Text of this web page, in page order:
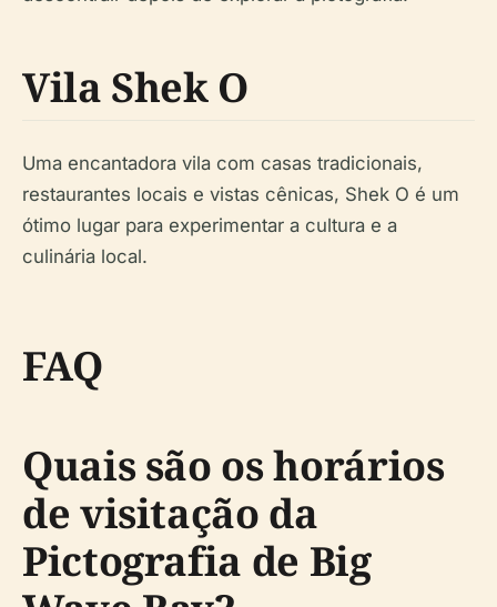
Vila Shek O
Uma encantadora vila com casas tradicionais,
restaurantes locais e vistas cênicas, Shek O é um
ótimo lugar para experimentar a cultura e a
culinária local.
FAQ
Quais são os horários
de visitação da
Pictografia de Big